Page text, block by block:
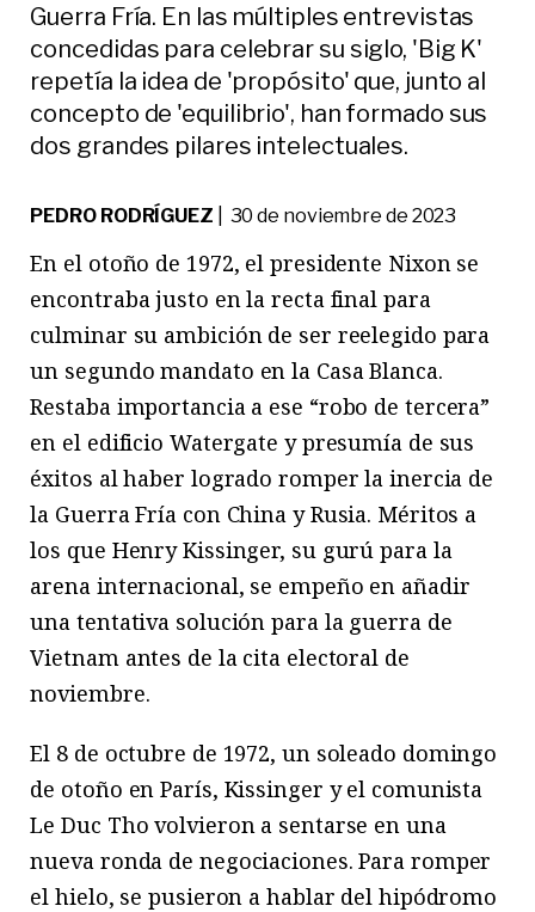
Guerra Fría. En las múltiples entrevistas
concedidas para celebrar su siglo, 'Big K'
repetía la idea de 'propósito' que, junto al
concepto de 'equilibrio', han formado sus
dos grandes pilares intelectuales.
PEDRO RODRÍGUEZ | 30 de noviembre de 2023
En el otoño de 1972, el presidente Nixon se
encontraba justo en la recta final para
culminar su ambición de ser reelegido para
un segundo mandato en la Casa Blanca.
Restaba importancia a ese “robo de tercera”
en el edificio Watergate y presumía de sus
éxitos al haber logrado romper la inercia de
la Guerra Fría con China y Rusia. Méritos a
los que Henry Kissinger, su gurú para la
arena internacional, se empeño en añadir
una tentativa solución para la guerra de
Vietnam antes de la cita electoral de
noviembre.
El 8 de octubre de 1972, un soleado domingo
de otoño en París, Kissinger y el comunista
Le Duc Tho volvieron a sentarse en una
nueva ronda de negociaciones. Para romper
el hielo, se pusieron a hablar del hipódromo